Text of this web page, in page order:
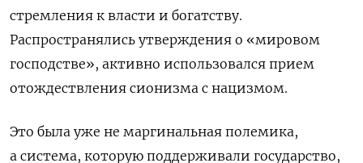
стремления к власти и богатству.
Распространялись утверждения о «мировом
господстве», активно использовался прием
отождествления сионизма с нацизмом.
Это была уже не маргинальная полемика,
а система, которую поддерживали государство,